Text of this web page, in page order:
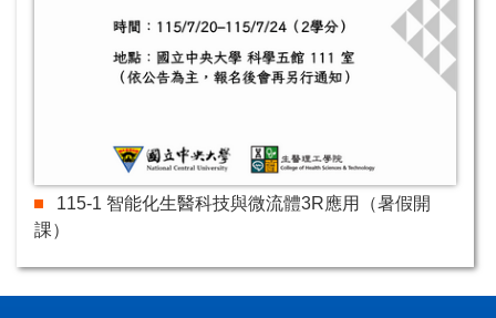
115-1 智能化生醫科技與微流體3R應用（暑假開
課）